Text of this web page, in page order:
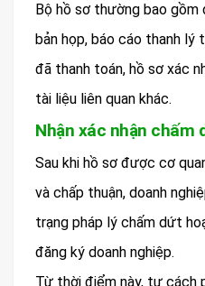
Bộ hồ sơ thường bao gồm
bản họp, báo cáo thanh lý
đã thanh toán, hồ sơ xác
tài liệu liên quan khác.
Nhận xác nhận chấm
Sau khi hồ sơ được cơ
và chấp thuận, doanh
trạng pháp lý chấm dứt
đăng ký doanh nghiệp.
Từ thời điểm này, tư cách